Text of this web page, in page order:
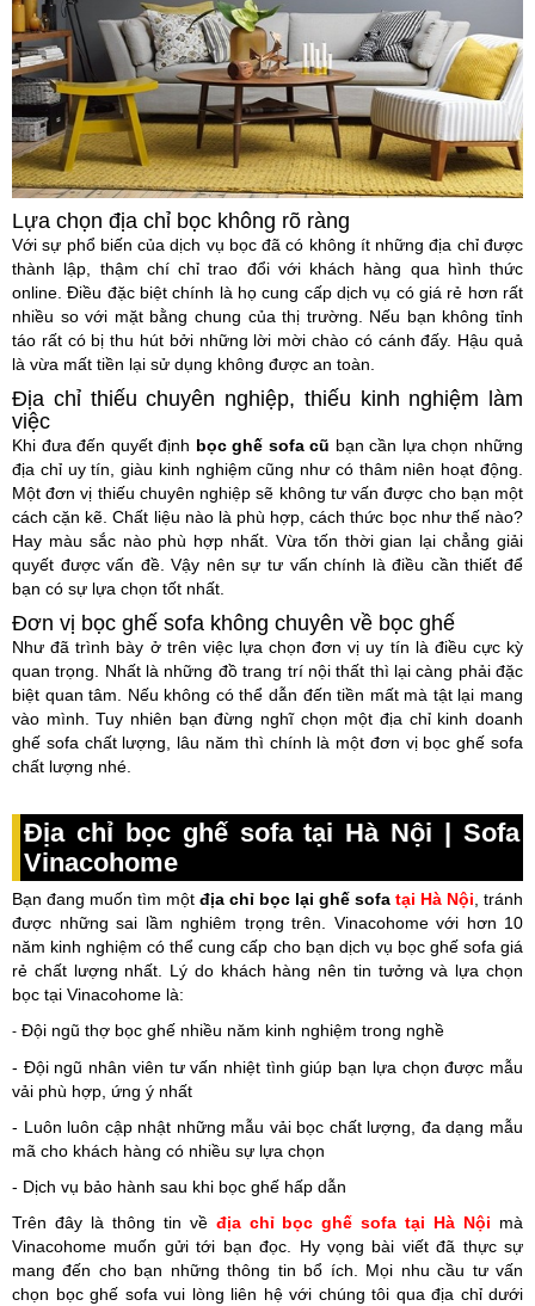
Lựa chọn địa chỉ bọc không rõ ràng
Với sự phổ biến của dịch vụ bọc đã có không ít những địa chỉ được
thành lập, thậm chí chỉ trao đổi với khách hàng qua hình thức
online. Điều đặc biệt chính là họ cung cấp dịch vụ có giá rẻ hơn rất
nhiều so với mặt bằng chung của thị trường. Nếu bạn không tỉnh
táo rất có bị thu hút bởi những lời mời chào có cánh đấy. Hậu quả
là vừa mất tiền lại sử dụng không được an toàn.
Địa chỉ thiếu chuyên nghiệp, thiếu kinh nghiệm làm
việc
Khi đưa đến quyết định bọc ghế sofa cũ bạn cần lựa chọn những
địa chỉ uy tín, giàu kinh nghiệm cũng như có thâm niên hoạt động.
Một đơn vị thiếu chuyên nghiệp sẽ không tư vấn được cho bạn một
cách cặn kẽ. Chất liệu nào là phù hợp, cách thức bọc như thế nào?
Hay màu sắc nào phù hợp nhất. Vừa tốn thời gian lại chẳng giải
quyết được vấn đề. Vậy nên sự tư vấn chính là điều cần thiết để
bạn có sự lựa chọn tốt nhất.
Đơn vị bọc ghế sofa không chuyên về bọc ghế
Như đã trình bày ở trên việc lựa chọn đơn vị uy tín là điều cực kỳ
quan trọng. Nhất là những đồ trang trí nội thất thì lại càng phải đặc
biệt quan tâm. Nếu không có thể dẫn đến tiền mất mà tật lại mang
vào mình. Tuy nhiên bạn đừng nghĩ chọn một địa chỉ kinh doanh
ghế sofa chất lượng, lâu năm thì chính là một đơn vị bọc ghế sofa
chất lượng nhé.
Địa chỉ bọc ghế sofa tại Hà Nội | Sofa
Vinacohome
Bạn đang muốn tìm một địa chỉ bọc lại ghế sofa tại Hà Nội, tránh
được những sai lầm nghiêm trọng trên. Vinacohome với hơn 10
năm kinh nghiệm có thể cung cấp cho bạn dịch vụ bọc ghế sofa giá
rẻ chất lượng nhất. Lý do khách hàng nên tin tưởng và lựa chọn
bọc tại Vinacohome là:
- Đội ngũ thợ bọc ghế nhiều năm kinh nghiệm trong nghề
- Đội ngũ nhân viên tư vấn nhiệt tình giúp bạn lựa chọn được mẫu
vải phù hợp, ứng ý nhất
- Luôn luôn cập nhật những mẫu vải bọc chất lượng, đa dạng mẫu
mã cho khách hàng có nhiều sự lựa chọn
- Dịch vụ bảo hành sau khi bọc ghế hấp dẫn
Trên đây là thông tin về địa chỉ bọc ghế sofa tại Hà Nội mà
Vinacohome muốn gửi tới bạn đọc. Hy vọng bài viết đã thực sự
mang đến cho bạn những thông tin bổ ích. Mọi nhu cầu tư vấn
chọn bọc ghế sofa vui lòng liên hệ với chúng tôi qua địa chỉ dưới